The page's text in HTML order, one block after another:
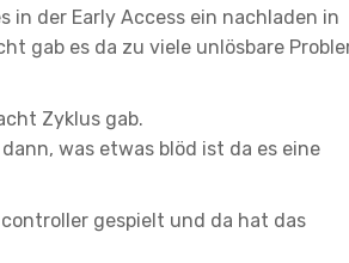
in der Early Access ein nachladen in
gab es da zu viele unlösbare
Zyklus gab.
was etwas blöd ist da es eine
gespielt und da hat das